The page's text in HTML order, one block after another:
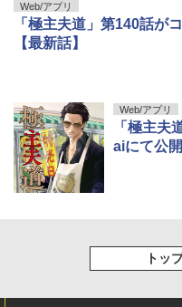
Web/アプリ
「極主夫道」第140話が
【最新話】
Web/アプリ
「極主夫
aiにて公
トッ